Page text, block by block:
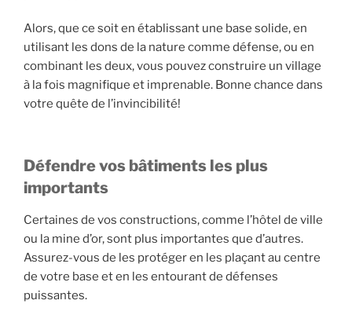
Alors, que ce soit en établissant une base solide, en
utilisant les dons de la nature comme défense, ou en
combinant les deux, vous pouvez construire un village
à la fois magnifique et imprenable. Bonne chance dans
votre quête de l’invincibilité!
Défendre vos bâtiments les plus
importants
Certaines de vos constructions, comme l’hôtel de ville
ou la mine d’or, sont plus importantes que d’autres.
Assurez-vous de les protéger en les plaçant au centre
de votre base et en les entourant de défenses
puissantes.